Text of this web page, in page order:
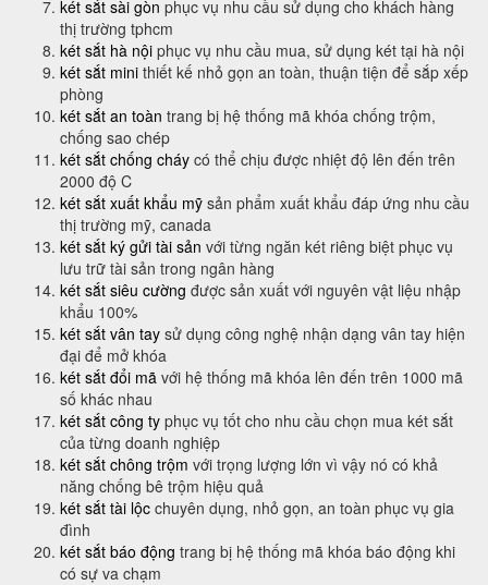
két sắt sài gòn phục vụ nhu cầu sử dụng cho khách hàng
thị trường tphcm
két sắt hà nội phục vụ nhu cầu mua, sử dụng két tại hà nội
két sắt mini thiết kế nhỏ gọn an toàn, thuận tiện để sắp xếp
phòng
két sắt an toàn trang bị hệ thống mã khóa chống trộm,
chống sao chép
két sắt chống cháy có thể chịu được nhiệt độ lên đến trên
2000 độ C
két sắt xuất khẩu mỹ sản phẩm xuất khẩu đáp ứng nhu cầu
thị trường mỹ, canada
két sắt ký gửi tài sản với từng ngăn két riêng biệt phục vụ
lưu trữ tài sản trong ngân hàng
két sắt siêu cường được sản xuất với nguyên vật liệu nhập
khẩu 100%
két sắt vân tay sử dụng công nghệ nhận dạng vân tay hiện
đại để mở khóa
két sắt đổi mã với hệ thống mã khóa lên đến trên 1000 mã
số khác nhau
két sắt công ty phục vụ tốt cho nhu cầu chọn mua két sắt
của từng doanh nghiệp
két sắt chông trộm với trọng lượng lớn vì vậy nó có khả
năng chống bê trộm hiệu quả
két sắt tài lộc chuyên dụng, nhỏ gọn, an toàn phục vụ gia
đình
két sắt báo động trang bị hệ thống mã khóa báo động khi
có sự va chạm